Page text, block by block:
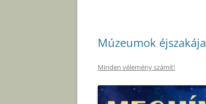
Múzeumok éjszakája
Minden vélemény számít!